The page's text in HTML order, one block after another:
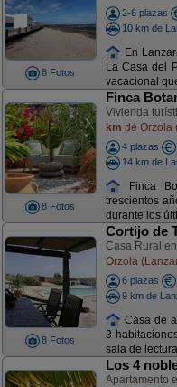
8 Fotos
2-6 plazas
10 km de
En
La Casa del
vacacional
8 Fotos
Finca
Vivienda
km de Orzola
4 plazas
14 km de
Finca
trescientos
durante los
8 Fotos
Cortijo de
Casa Rural en
Orzola
6 plazas
9 km de
Casa de
3
sala de
Los 4
Apartamento